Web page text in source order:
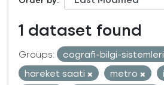
1 dataset found
Groups: cografi-bilgi-sistemleri
hareket saati
metro